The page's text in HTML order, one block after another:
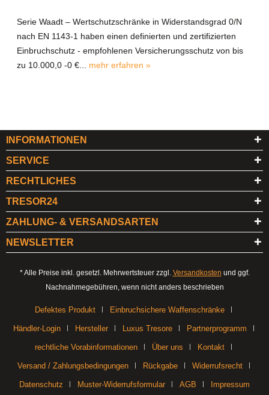
Serie Waadt – Wertschutzschränke in Widerstandsgrad 0/N
nach EN 1143-1 haben einen definierten und zertifizierten
Einbruchschutz - empfohlenen Versicherungsschutz von bis
zu 10.000,0 -0 €... mehr erfahren »
INFORMATIONEN
SERVICE
RECHTLICHES
TRESOR24
ZAHLUNG- & VERSANDSARTEN
NEWSLETTER
* Alle Preise inkl. gesetzl. Mehrwertsteuer zzgl. Versandkosten und ggf.
Nachnahmegebühren, wenn nicht anders beschrieben
Defektes Produkt Einbruchsichere Waffenschränke
Händler-Login Hersteller Luxus Tresore Partnerprogramm
rechtliche Vorabinformationen Über uns Kontakt
Versand / Zahlungsbedingungen Rückgabe Widerrufsrecht
Datenschutz Muster-Widerrufsformular AGB
Impressum